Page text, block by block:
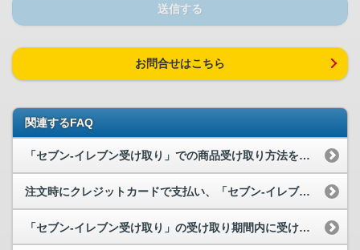
送信する
お問合せはこちら
関連するFAQ
「セブン-イレブン受け取り」での商品受け取り方法を教えてください。
注文時にクレジットカードで支払い、「セブン-イレブン受け取り」で受け取るこ...
「セブン-イレブン受け取り」の受け取り期間内に受け取ることができませんでし...